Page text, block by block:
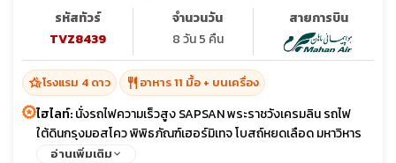
รหัสทัวร์
TVZ8439
จำนวนวัน
8 วัน 5 คืน
สายการบิน
hotel_classโรงแรม 4 ดาว restaurant อาหาร 11 มื้อ + บนเครื่อง
ไฮไลท์:นั่งรถไฟความเร็วสูง SAPSAN พระราชวังเครมลิน รถไฟ
ใต้ดินกรุงมอสโคว พิพิธภัณฑ์เฮอร์มิเทจ โบสถ์หยดเลือด มหาวิหาร
เซนต์ไอแซค เนินเขาสแปร์โรว์ ฮิลล์ จัตุรัสแดง
อ่านเพิ่มเติม